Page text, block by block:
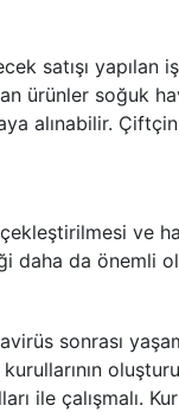
satışı yapılan
ürünler soğuk
alınabilir.
ve
daha da önemli
sonrası
ile çalışmalı.